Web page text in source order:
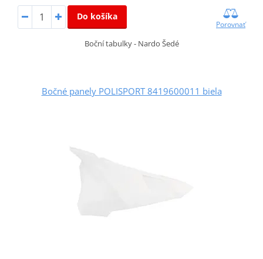
Do košíka
Porovnať
Boční tabulky - Nardo Šedé
Bočné panely POLISPORT 8419600011 biela